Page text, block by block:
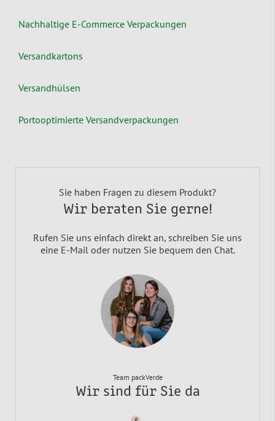
Nachhaltige E-Commerce Verpackungen
Versandkartons
Versandhülsen
Portooptimierte Versandverpackungen
Sie haben Fragen zu diesem Produkt?
Wir beraten Sie gerne!
Rufen Sie uns einfach direkt an, schreiben Sie uns
eine E-Mail oder nutzen Sie bequem den Chat.
Team packVerde
Wir sind für Sie da